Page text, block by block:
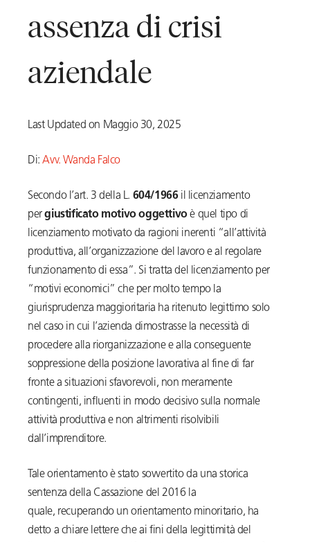
assenza di crisi
aziendale
Last Updated on Maggio 30, 2025
Di:Avv. Wanda Falco
Secondo l’art. 3 della L. 604/1966 il licenziamento
pergiustificato motivo oggettivoè quel tipo di
licenziamento motivato da ragioni inerenti “all’attività
produttiva, all’organizzazione del lavoro e al regolare
funzionamento di essa”. Si tratta del licenziamento per
“motivi economici” che per molto tempo la
giurisprudenza maggioritaria ha ritenuto legittimo solo
nel caso in cui l’azienda dimostrasse la necessità di
procedere alla riorganizzazione e alla conseguente
soppressione della posizione lavorativa al fine di far
fronte a situazioni sfavorevoli, non meramente
contingenti, influenti in modo decisivo sulla normale
attività produttiva e non altrimenti risolvibili
dall’imprenditore.
Tale orientamento è stato sovvertito da una storica
sentenza della Cassazione del 2016 la
quale, recuperando un orientamento minoritario, ha
detto a chiare lettere che ai fini della legittimità del